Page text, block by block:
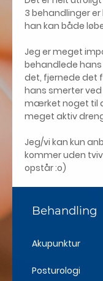
3 behandlinger
han kan både
Jeg er meget
behandlede
det, fjernede det
hans smerter
mærket noget til
meget aktiv
Jeg/vi kan kun
kommer uden
opstår :o)
Behandling
Akupunktur
Posturologi